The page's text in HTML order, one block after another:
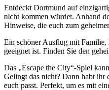
Entdeckt Dortmund auf
nicht kommen würdet. Anhand
Hinweise, die euch zum
Ein schöner Ausflug mit Familie,
geeignet ist. Finden Sie den
Das „Escape the City“-Spiel
Gelingt das nicht? Dann habt ihr
euch passt. Perfekt, um es mit